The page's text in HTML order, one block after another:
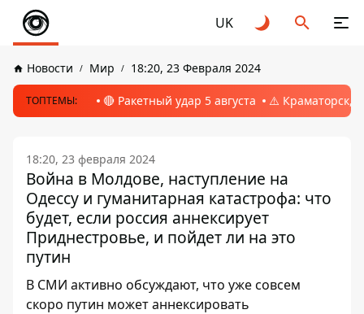
UK
Новости Мир 18:20, 23 Февраля 2024
ТОПТЕМЫ: 🔴 Ракетный удар 5 августа ⚠️ Краматорск,
18:20, 23 февраля 2024
Война в Молдове, наступление на
Одессу и гуманитарная катастрофа: что
будет, если россия аннексирует
Приднестровье, и пойдет ли на это
путин
В СМИ активно обсуждают, что уже совсем
скоро путин может аннексировать